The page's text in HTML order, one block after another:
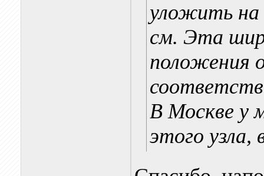
уложить
см. Эта
положения
В Москве у
этого узла,